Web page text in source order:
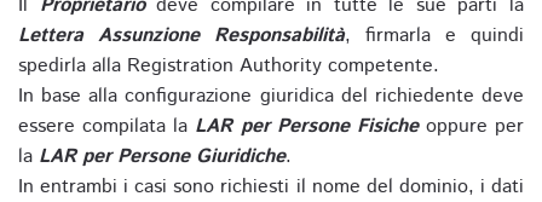
Lettera Assunzione Responsabilità, firmarla e quindi
spedirla alla Registration Authority competente.
In base alla configurazione giuridica del richiedente deve
essere compilata la LAR per Persone Fisicheoppure per
la LAR per Persone Giuridiche.
In entrambi i casi sono richiesti il nome del dominio, i dati